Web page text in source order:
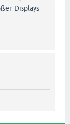
Displays